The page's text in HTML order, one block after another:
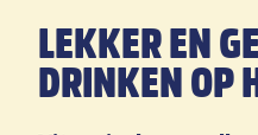
LEKKER EN
DRINKEN OP